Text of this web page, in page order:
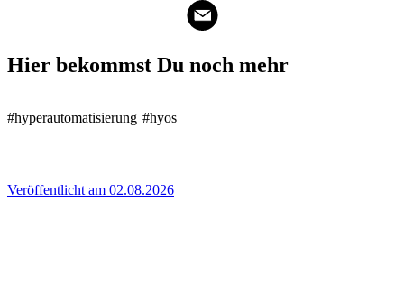
Hier bekommst Du noch mehr
#hyperautomatisierung #hyos
Veröffentlicht am 02.08.2026